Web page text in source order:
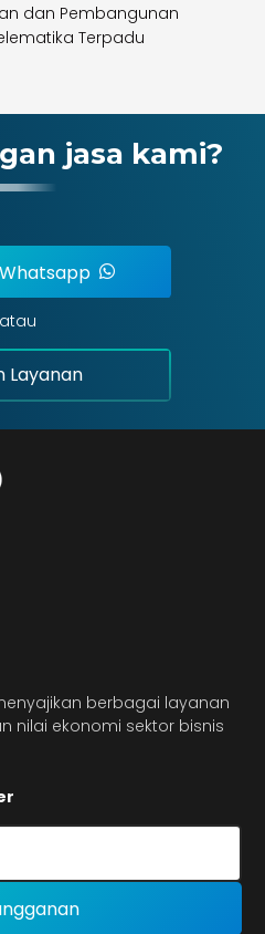
dan Pembangunan
Terpadu
jasa kami?
atau
Layanan
menyajikan berbagai layanan
nilai ekonomi sektor bisnis